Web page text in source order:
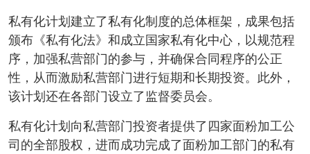
私有化计划建立了私有化制度的总体框架，成果包括
颁布《私有化法》和成立国家私有化中心，以规范程
序，加强私营部门的参与，并确保合同程序的公正
性，从而激励私营部门进行短期和长期投资。此外，
该计划还在各部门设立了监督委员会。
私有化计划向私营部门投资者提供了四家面粉加工公
司的全部股权，进而成功完成了面粉加工部门的私有